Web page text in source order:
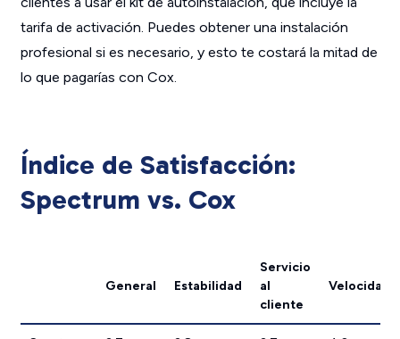
tarifa de activación. Puedes obtener una instalación
profesional si es necesario, y esto te costará la mitad de
lo que pagarías con Cox.
Índice de Satisfacción:
Spectrum vs. Cox
General Estabilidad
Servicio
al
cliente
Velocidad